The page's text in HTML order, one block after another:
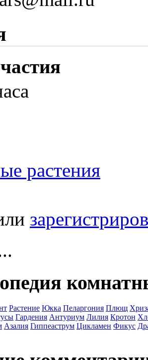
растения
Растение Юкка Пеларгония Плющ
Гардения Антуриум Лилия Кротон
Азалия Гиппеаструм Цикламен Фикус